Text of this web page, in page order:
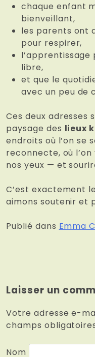
chaque enfant
bienveillant,
les parents ont
pour respirer,
l’apprentissage
libre,
et que le
avec un peu de
Ces deux adresses
paysage des lieux
endroits où l’on se
reconnecte, où
nos yeux — et
C’est exactement
aimons soutenir et
Publié dans Emma
Laisser un
Votre adresse e-
champs
Nom